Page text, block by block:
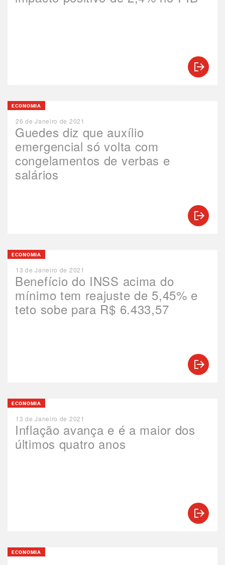
Guedes diz que auxílio
emergencial só volta com
congelamentos de verbas e
salários
ECONOMIA
26 de Janeiro de 2021
Benefício do INSS acima do
mínimo tem reajuste de 5,45% e
teto sobe para R$ 6.433,57
ECONOMIA
13 de Janeiro de 2021
Inflação avança e é a maior dos
últimos quatro anos
ECONOMIA
13 de Janeiro de 2021
ECONOMIA